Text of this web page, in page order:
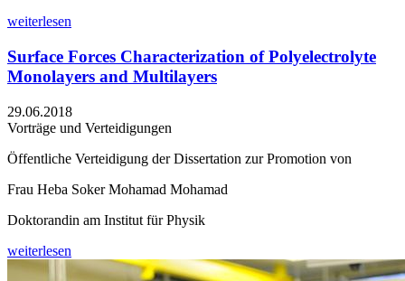
weiterlesen
Surface Forces Characterization of Polyelectrolyte
Monolayers and Multilayers
29.06.2018
Vorträge und Verteidigungen
Öffentliche Verteidigung der Dissertation zur Promotion von
Frau Heba Soker Mohamad Mohamad
Doktorandin am Institut für Physik
weiterlesen